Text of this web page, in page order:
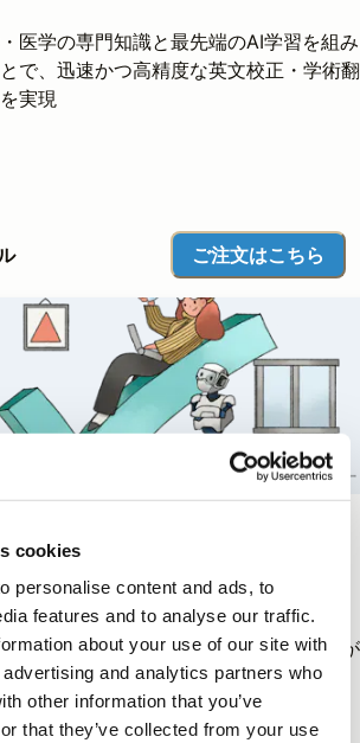
cookies
personalise content and ads, to
features and to analyse our traffic.
about your use of our site with
and analytics partners who
other information that you’ve
that they’ve collected from your use
医学の専門知識と最先端のAI学習を組み
で、迅速かつ高精度な英文校正・学術翻
実現
ご注文はこちら
語評価ツールを使って、あなたの原稿が
態かどうかをチェックしましょう